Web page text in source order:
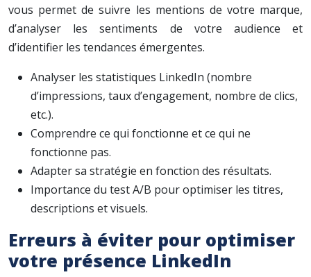
vous permet de suivre les mentions de votre marque,
d’analyser les sentiments de votre audience et
d’identifier les tendances émergentes.
Analyser les statistiques LinkedIn (nombre
d’impressions, taux d’engagement, nombre de clics,
etc.).
Comprendre ce qui fonctionne et ce qui ne
fonctionne pas.
Adapter sa stratégie en fonction des résultats.
Importance du test A/B pour optimiser les titres,
descriptions et visuels.
Erreurs à éviter pour optimiser
votre présence LinkedIn